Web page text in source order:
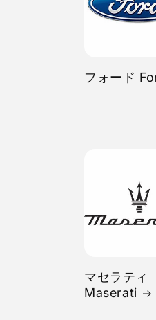
フォード
マセラティ
Maserati